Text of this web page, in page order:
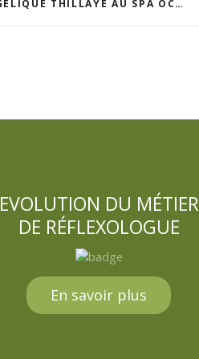
INTERVENTION D'ANGÉLIQUE THILLAYE AU SPA OCEANE
EVOLUTION DU MÉTIER
DE RÉFLEXOLOGUE
En savoir plus